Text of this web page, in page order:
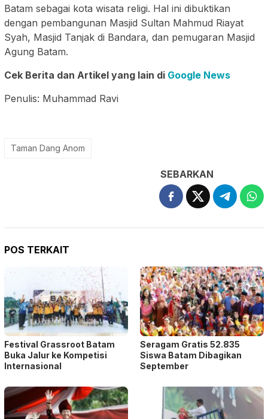
Batam sebagai kota wisata religi. Hal ini dibuktikan
dengan pembangunan Masjid Sultan Mahmud Riayat
Syah, Masjid Tanjak di Bandara, dan pemugaran Masjid
Agung Batam.
Cek Berita dan Artikel yang lain di Google News
Penulis: Muhammad Ravi
Taman Dang Anom
SEBARKAN
POS TERKAIT
Festival Grassroot Batam
Buka Jalur ke Kompetisi
Internasional
Seragam Gratis 52.835
Siswa Batam Dibagikan
September